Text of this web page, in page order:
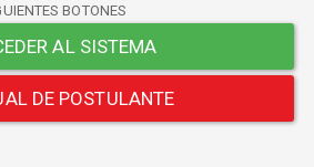
BOTONES
AL SISTEMA
DE POSTULANTE